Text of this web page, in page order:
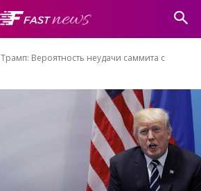
Трамп: Вероятность неудачи саммита с